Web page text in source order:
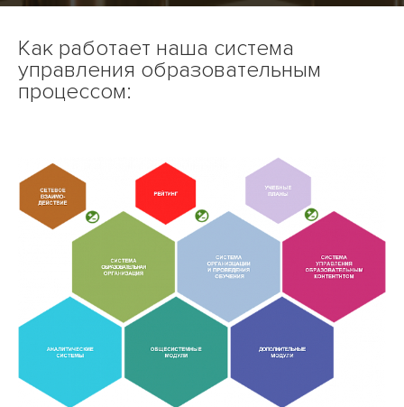
Как работает наша система
управления образовательным
процессом: